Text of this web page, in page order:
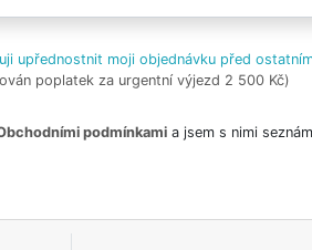
upřednostnit moji objednávku před
poplatek za urgentní výjezd 2 500 Kč)
podmínkamia jsem s nimi